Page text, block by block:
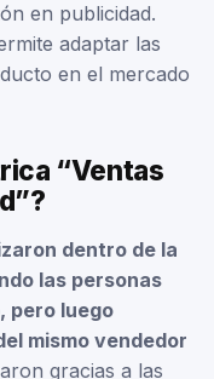
en publicidad.
adaptar las
en el mercado
“Ventas
dentro de la
las personas
pero luego
mismo vendedor
gracias a las